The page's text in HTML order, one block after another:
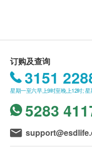
适用于皮肤外伤
天然配方，不含
*荣获纽西兰国家级
(Unique Manuka
品牌介绍:
Pet Magic宠物
我们将于确定订
不排除运送时间
风讯号悬挂或黑
将会延迟。
所有订单须视乎
认。 倘若生活易
活易有权拒绝接
订购及查询
3151
星期一至六早上9时至晚上12时;
5283